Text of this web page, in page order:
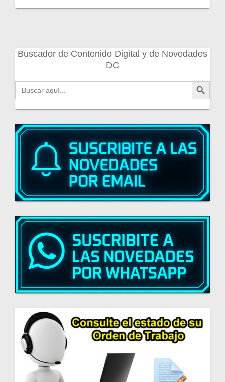
Buscador de Contenido Digital y de Novedades
DC
Buscar: Botón de búsqueda